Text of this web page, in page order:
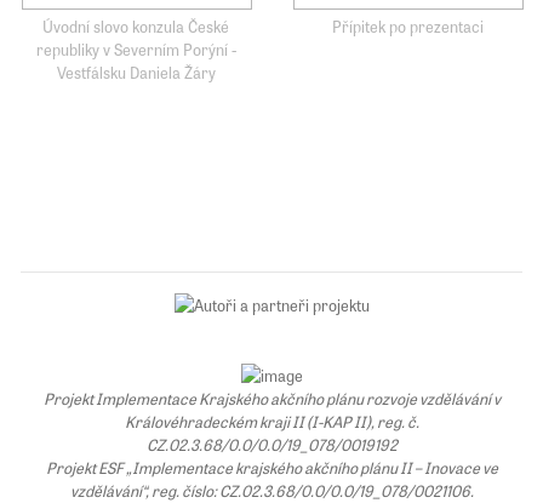
Úvodní slovo konzula České
republiky v Severním Porýní -
Vestfálsku Daniela Žáry
Přípitek po prezentaci
Projekt Implementace Krajského akčního plánu rozvoje vzdělávání v
Královéhradeckém kraji II (I-KAP II), reg. č.
CZ.02.3.68/0.0/0.0/19_078/0019192
Projekt ESF „Implementace krajského akčního plánu II – Inovace ve
vzdělávání“, reg. číslo: CZ.02.3.68/0.0/0.0/19_078/0021106.